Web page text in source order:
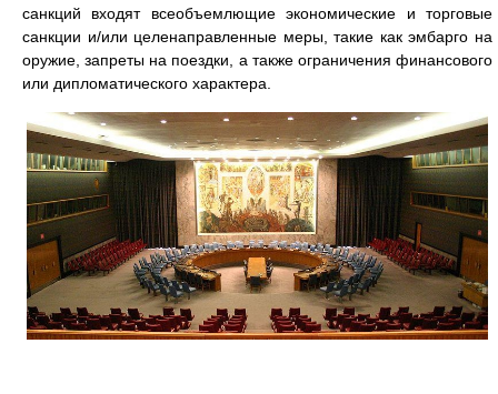
санкций входят всеобъемлющие экономические и торговые
санкции и/или целенаправленные меры, такие как эмбарго на
оружие, запреты на поездки, а также ограничения финансового
или дипломатического характера.